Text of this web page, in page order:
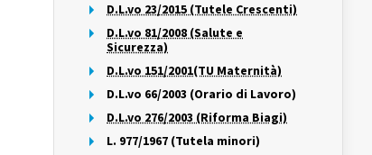
D.L.vo 23/2015 (Tutele Crescenti)
D.L.vo 81/2008 (Salute e
Sicurezza)
D.L.vo 151/2001(TU Maternità)
D.L.vo 66/2003 (Orario di Lavoro)
D.L.vo 276/2003 (Riforma Biagi)
L. 977/1967 (Tutela minori)